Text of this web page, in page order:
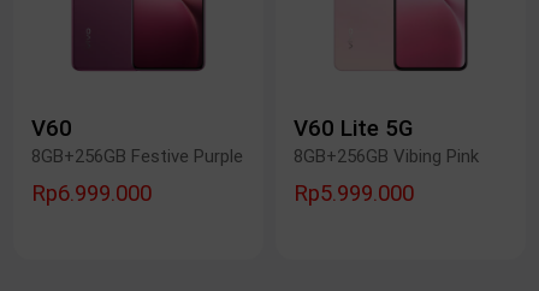
V60
8GB+256GB Festive Purple
Rp6.999.000
V60 Lite 5G
8GB+256GB Vibing Pink
Rp5.999.000